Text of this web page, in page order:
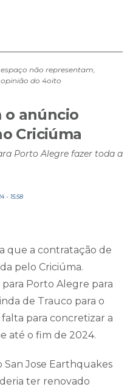
não representam,
do 4oito
o anúncio
Criciúma
Porto Alegre fazer toda a
- 15:58
que a contratação de
pelo Criciúma.
Porto Alegre para
de Trauco para o
para concretizar a
até o fim de 2024.
Jose Earthquakes
ter renovado